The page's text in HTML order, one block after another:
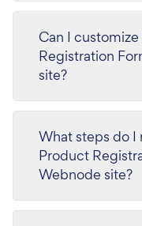
Can I
Registration Form app on my
site?
What steps do
Product
Webnode site?